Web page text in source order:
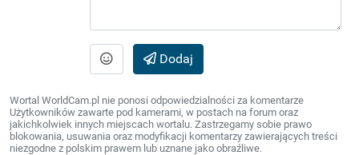
Dodaj
Wortal WorldCam.pl nie ponosi odpowiedzialności za komentarze
Użytkowników zawarte pod kamerami, w postach na forum oraz
jakichkolwiek innych miejscach wortalu. Zastrzegamy sobie prawo
blokowania, usuwania oraz modyfikacji komentarzy zawierających treści
niezgodne z polskim prawem lub uznane jako obraźliwe.